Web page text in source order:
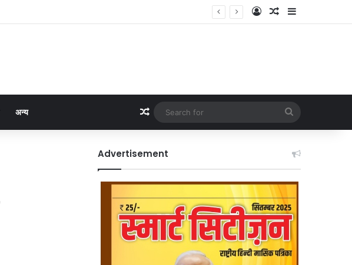
Log InRandom Article
Sidebar
अन्य Random Article
for
Advertisement